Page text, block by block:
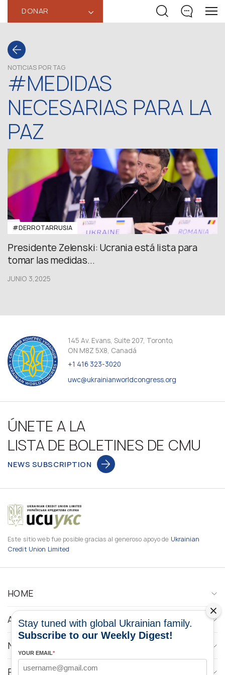
DONAR ‹
NOTICIAS POR TAG
#MEDIDAS
NECESARIAS PARA LA
PAZ
#DERROTARRUSIA
Presidente Zelenski: Ucrania está lista para
tomar las medidas...
JUNIO 3,2025
145 Av. Evans, Suite 207, Toronto,
ON M8Z 5X8, Canadá
+1 416 323-3020
uwc@ukrainianworldcongress.org
ÚNETE A LA
LISTA DE BOLETINES DE CMU
NEWS SUBSCRIPTION
Este sitio web fue posible gracias al generoso apoyo de Ukrainian
Credit Union Limited
HOME
ABOUT
NEWS
PROGRAMS
Stay tuned with global Ukrainian family.
Subscribe to our Weekly Digest!
YOUR EMAIL*